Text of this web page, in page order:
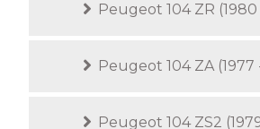
Peugeot 104 ZR (1980
Peugeot 104 ZA (1977
Peugeot 104 ZS2